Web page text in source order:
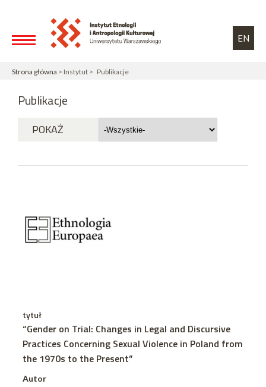
EN
Strona główna > Instytut > Publikacje
Publikacje
POKAŻ
tytuł
“Gender on Trial: Changes in Legal and Discursive
Practices Concerning Sexual Violence in Poland from
the 1970s to the Present”
Autor